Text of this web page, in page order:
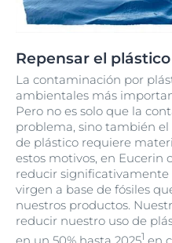
Repensar el plástico
La contaminación por
ambientales más
Pero no es solo que la
problema, sino también
de plástico requiere
estos motivos, en Eucerin
reducir
virgen a base de fósiles
nuestros productos.
reducir nuestro uso de
1